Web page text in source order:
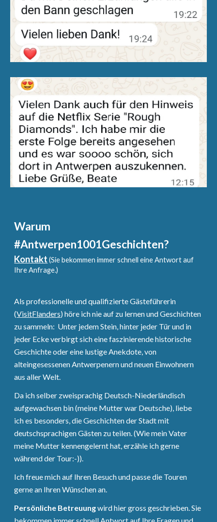
Warum
#Antwerpen1001Geschichten?
Kontakt (Sie bekommen immer schnell eine Antwort auf
Ihre Anfrage.)
Als professionelle und qualifizierteGästeführerin
(VisitFlanders) höre ich nie auf zu lernen und Geschichten
zu sammeln: Unter jedem Stein, hinter jeder Tür und in
jeder Ecke verbirgt sich eine faszinierende historische
Geschichte oder eine lustige Anekdote, von
alteingesessenen Antwerpenern und neuen Einwohnern
aus aller Welt.
Da ich selber zweisprachig Deutsch-Niederländisch
aufgewachsen bin (meine Mutter war Deutsche), liebe
ich es besonders, die Geschichten der Stadt mit
deutschsprachigen Gästen zu teilen.(Wie mein Vater
meine Mutter kennengelernt hat, erzähle ich gerne
während der Tour:-)).
Ich freue mich auf Ihren Besuch und passe die Touren
gerne an Ihren Wünschen an.
Persönliche Betreuungwird hier gross geschrieben. Sie